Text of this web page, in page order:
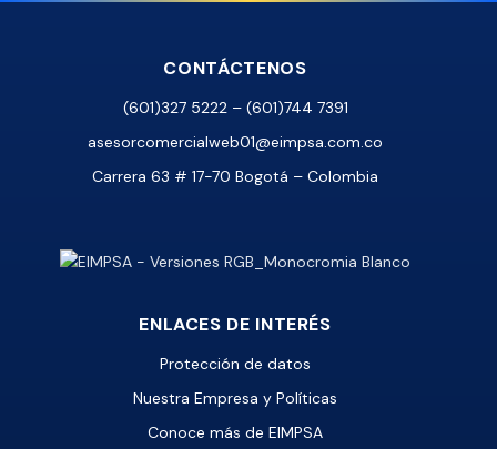
CONTÁCTENOS
(601)327 5222 – (601)744 7391
asesorcomercialweb01@eimpsa.com.co
Carrera 63 # 17-70 Bogotá – Colombia
ENLACES DE INTERÉS
Protección de datos
Nuestra Empresa y Políticas
Conoce más de EIMPSA